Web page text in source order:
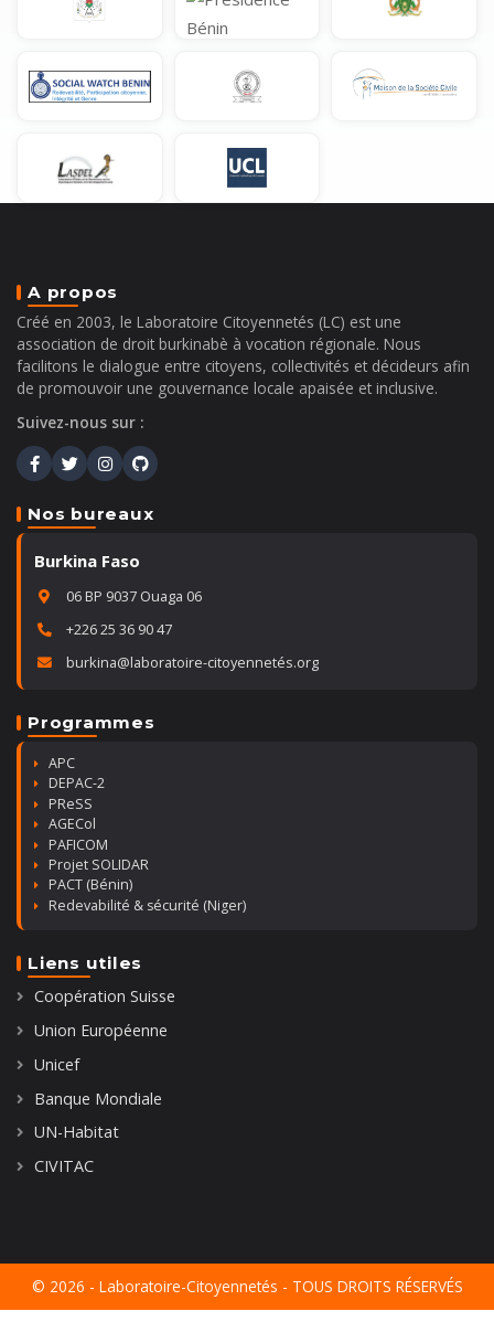
A propos
Créé en 2003, le Laboratoire Citoyennetés (LC) est une
association de droit burkinabè à vocation régionale. Nous
facilitons le dialogue entre citoyens, collectivités et décideurs afin
de promouvoir une gouvernance locale apaisée et inclusive.
Suivez-nous sur :
Nos bureaux
Burkina Faso
06 BP 9037 Ouaga 06
+226 25 36 90 47
burkina@laboratoire-citoyennetés.org
Programmes
APC
DEPAC-2
PReSS
AGECol
PAFICOM
Projet SOLIDAR
PACT (Bénin)
Redevabilité & sécurité (Niger)
Liens utiles
Coopération Suisse
Union Européenne
Unicef
Banque Mondiale
UN-Habitat
CIVITAC
© 2026 - Laboratoire-Citoyennetés - TOUS DROITS RÉSERVÉS